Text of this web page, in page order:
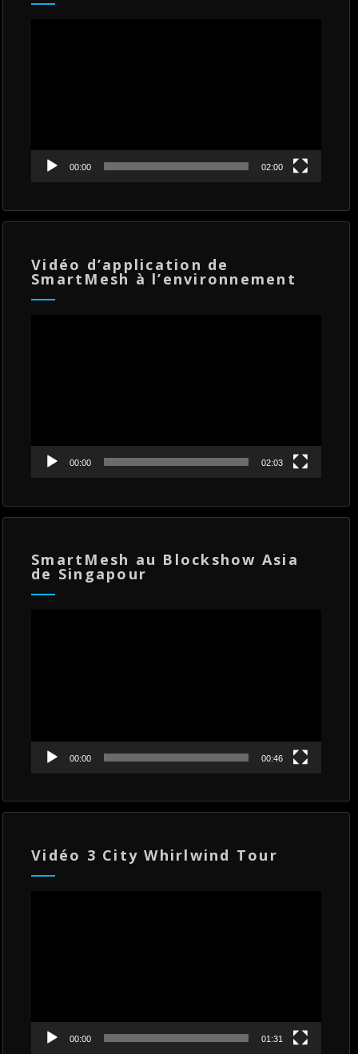
00:00 02:00
Vidéo d’application de
SmartMesh à l’environnement
00:00 02:03
SmartMesh au Blockshow Asia
de Singapour
00:00 00:46
Vidéo 3 City Whirlwind Tour
00:00 01:31